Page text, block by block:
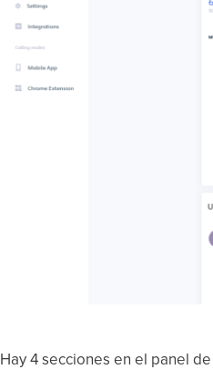
Hay 4 secciones en el panel